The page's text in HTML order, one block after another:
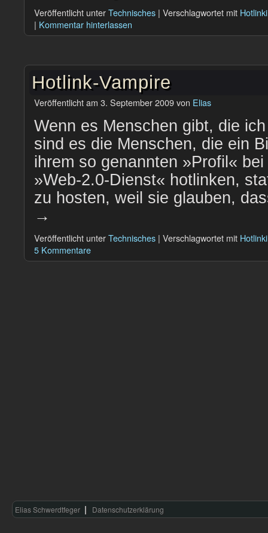
Veröffentlicht unterTechnisches | Verschlagwortet mit
| Kommentar hinterlassen
Hotlink-Vampire
Veröffentlicht am 3. September 2009von Elias
Wenn es Menschen gibt, die
sind es die Menschen, die ein
ihrem so genannten »Profil«
»Web-2.0-Dienst« hotlinken,
zu hosten, weil sie glauben,
→
Veröffentlicht unterTechnisches | Verschlagwortet mit
5 Kommentare
Elias Schwerdtfeger Datenschutzerklärung